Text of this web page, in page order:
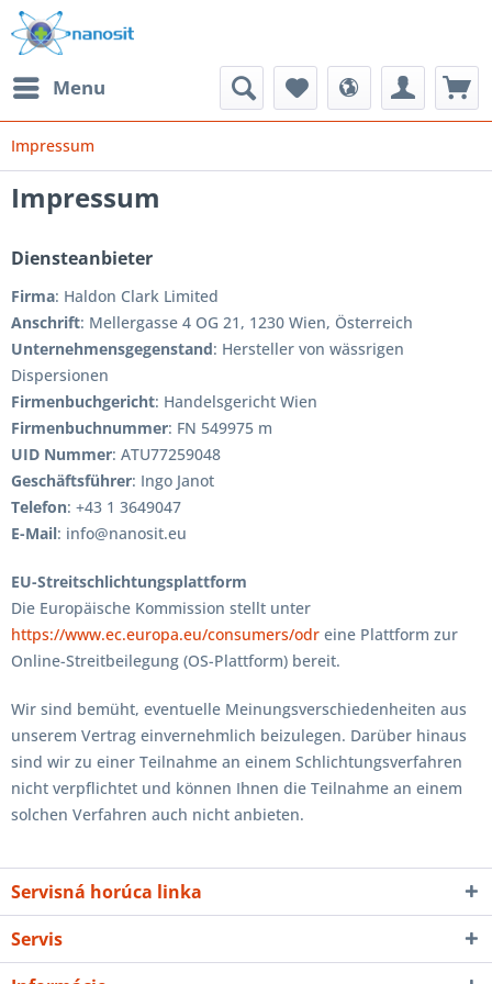
Menu
Impressum
Impressum
Diensteanbieter
Firma: Haldon Clark Limited
Anschrift: Mellergasse 4 OG 21, 1230 Wien, Österreich
Unternehmensgegenstand: Hersteller von wässrigen
Dispersionen
Firmenbuchgericht: Handelsgericht Wien
Firmenbuchnummer: FN 549975 m
UID Nummer: ATU77259048
Geschäftsführer: Ingo Janot
Telefon: +43 1 3649047
E-Mail: info@nanosit.eu
EU-Streitschlichtungsplattform
Die Europäische Kommission stellt unter
https://www.ec.europa.eu/consumers/odr eine Plattform zur
Online-Streitbeilegung (OS-Plattform) bereit.
Wir sind bemüht, eventuelle Meinungsverschiedenheiten aus
unserem Vertrag einvernehmlich beizulegen. Darüber hinaus
sind wir zu einer Teilnahme an einem Schlichtungsverfahren
nicht verpflichtet und können Ihnen die Teilnahme an einem
solchen Verfahren auch nicht anbieten.
Servisná horúca linka
Servis